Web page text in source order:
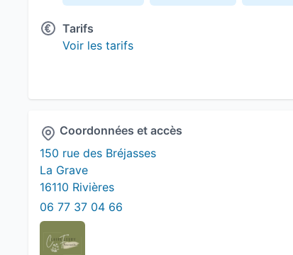
Tarifs
Voir les tarifs
Coordonnées et accès
150 rue des Bréjasses
La Grave
16110 Rivières
06 77 37 04 66